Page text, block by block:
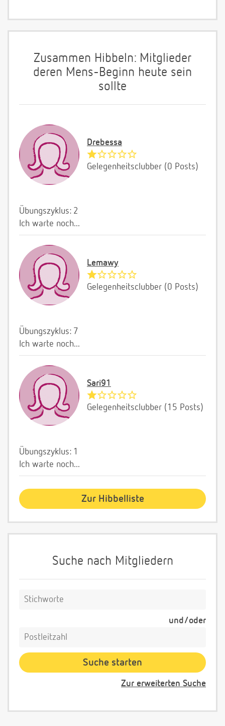
Zusammen Hibbeln: Mitglieder
deren Mens-Beginn heute sein
sollte
Drebessa
Gelegenheitsclubber (0 Posts)
Übungszyklus: 2
Ich warte noch...
Lemawy
Gelegenheitsclubber (0 Posts)
Übungszyklus: 7
Ich warte noch...
Sari91
Gelegenheitsclubber (15 Posts)
Übungszyklus: 1
Ich warte noch...
Zur Hibbelliste
Suche nach Mitgliedern
und/oder
Zur erweiterten Suche